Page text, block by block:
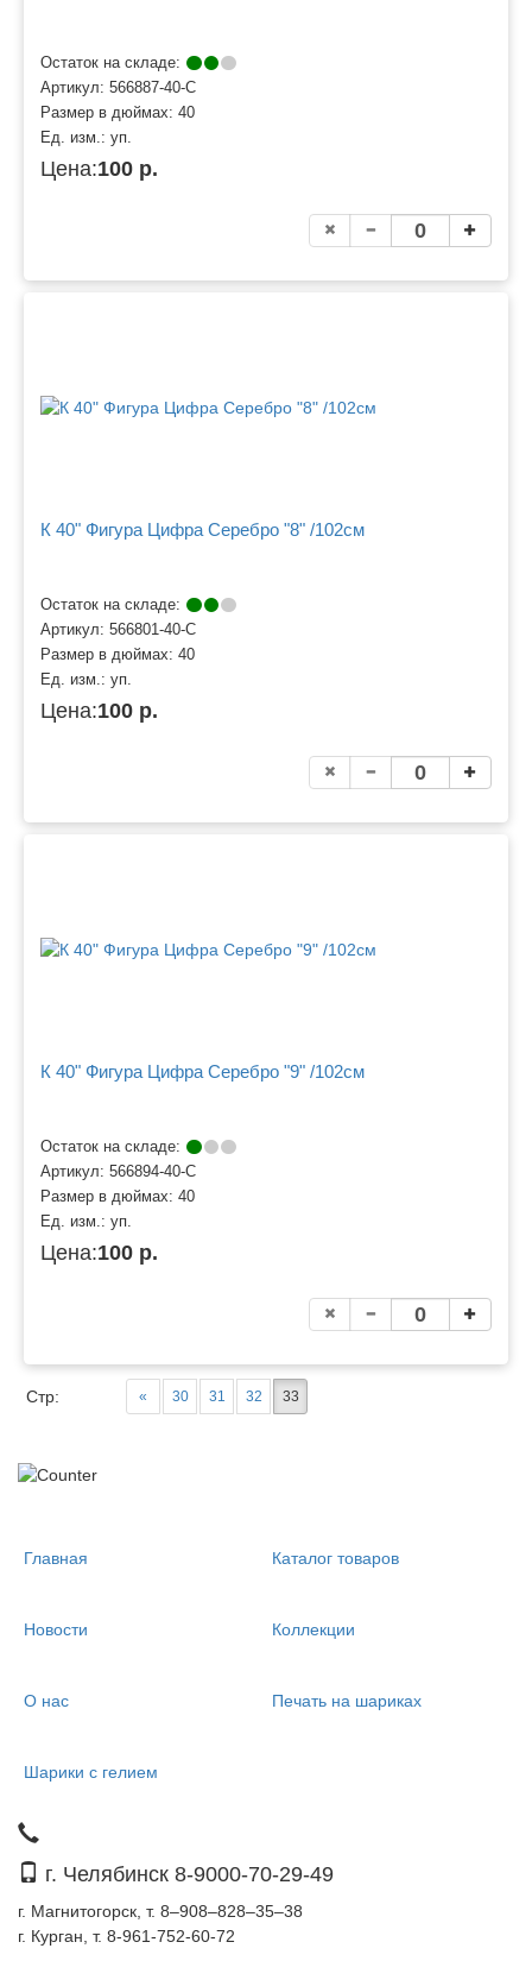
Остаток на складе:
Артикул: 566887-40-С
Размер в дюймах: 40
Ед. изм.: уп.
Цена:100 р.
К 40" Фигура Цифра Серебро "8" /102см
Остаток на складе:
Артикул: 566801-40-С
Размер в дюймах: 40
Ед. изм.: уп.
Цена:100 р.
К 40" Фигура Цифра Серебро "9" /102см
Остаток на складе:
Артикул: 566894-40-С
Размер в дюймах: 40
Ед. изм.: уп.
Цена:100 р.
Стр: « 30 31 32 33
Главная Каталог товаров
Новости Коллекции
О нас Печать на шариках
Шарики с гелием
г. Челябинск 8-9000-70-29-49
г. Магнитогорск, т. 8–908–828–35–38
г. Курган, т. 8-961-752-60-72